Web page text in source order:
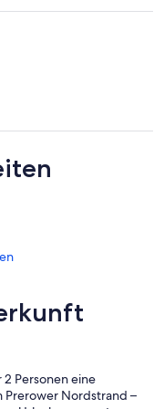
Personen eine
Nordstrand –